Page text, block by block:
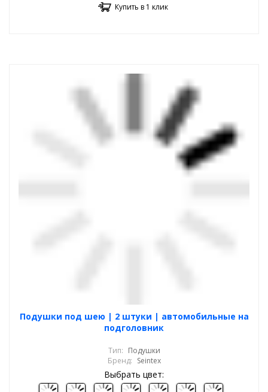
Купить в 1 клик
Подушки под шею | 2 штуки | автомобильные на
подголовник
Тип: Подушки
Бренд: Seintex
Выбрать цвет: